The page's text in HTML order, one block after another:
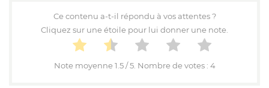
Ce contenu a-t-il répondu à vos attentes ?
Cliquez sur une étoile pour lui donner une note.
Note moyenne1.5/ 5. Nombre de votes : 4